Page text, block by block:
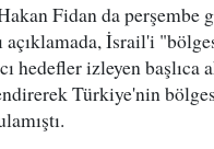
Fidan da perşembe
açıklamada, İsrail'i
hedefler izleyen başlıca
Türkiye'nin